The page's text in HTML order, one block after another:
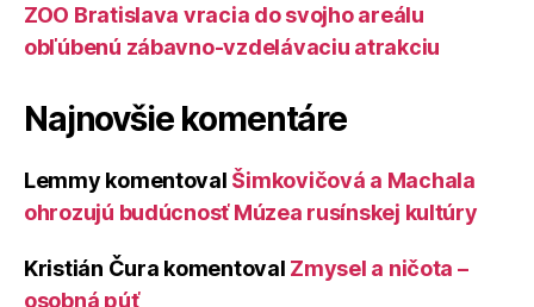
ZOO Bratislava vracia do svojho areálu
obľúbenú zábavno-vzdelávaciu atrakciu
Najnovšie komentáre
Lemmy komentoval Šimkovičová a Machala
ohrozujú budúcnosť Múzea rusínskej kultúry
Kristián Čura komentoval Zmysel a ničota –
osobná púť